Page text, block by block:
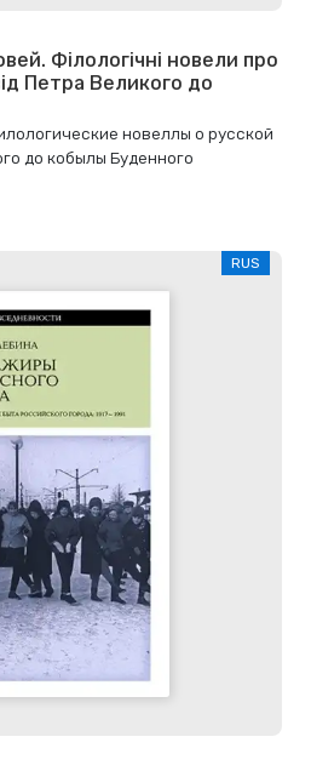
Філологічні новели про
Петра Великого до
новеллы о русской
до кобылы Буденного
RUS